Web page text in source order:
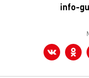
info-